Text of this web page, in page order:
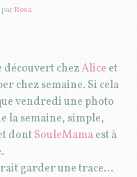
parRosa
chezAlice et
chez semaine. Si cela
vendredi une photo
la semaine, simple,
dontSouleMamaest à
garder une trace…